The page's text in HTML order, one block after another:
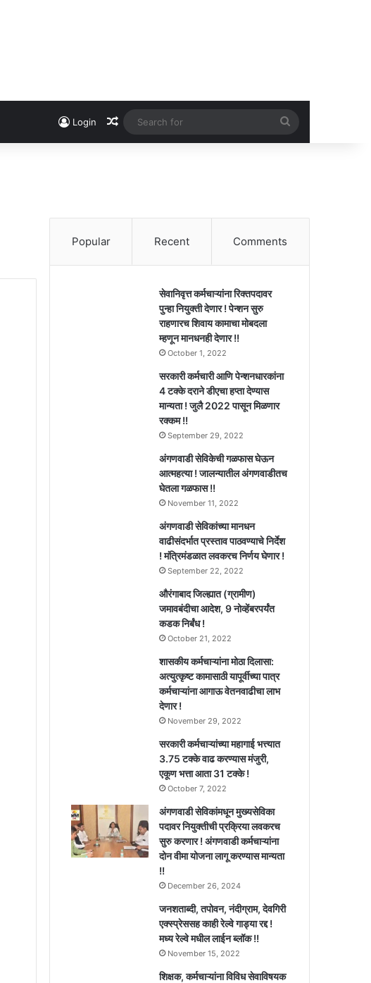
Login Random Article
for
Popular Recent Comments
सेवानिवृत्त कर्मचाऱ्यांना रिक्तपदावर
पुन्हा नियुक्ती देणार ! पेन्शन सुरु
राहणारच शिवाय कामाचा मोबदला
म्हणून मानधनही देणार !!
October 1, 2022
सरकारी कर्मचारी आणि पेन्शनधारकांना
4 टक्के दराने डीएचा हप्ता देण्यास
मान्यता ! जुलै 2022 पासून मिळणार
रक्कम !!
September 29, 2022
अंगणवाडी सेविकेची गळफास घेऊन
आत्महत्या ! जालन्यातील अंगणवाडीतच
घेतला गळफास !!
November 11, 2022
अंगणवाडी सेविकांच्या मानधन
वाढीसंदर्भात प्रस्ताव पाठवण्याचे निर्देश
! मंत्रिमंडळात लवकरच निर्णय घेणार !
September 22, 2022
औरंगाबाद जिल्ह्यात (ग्रामीण)
जमावबंदीचा आदेश, 9 नोव्हेंबरपर्यंत
कडक निर्बंध !
October 21, 2022
शासकीय कर्मचाऱ्यांना मोठा दिलासा:
अत्युत्कृष्ट कामासाठी यापूर्वीच्या पात्र
कर्मचाऱ्यांना आगाऊ वेतनवाढीचा लाभ
देणार !
November 29, 2022
सरकारी कर्मचाऱ्यांच्या महागाई भत्त्यात
3.75 टक्के वाढ करण्यास मंजुरी,
एकूण भत्ता आता 31 टक्के !
October 7, 2022
अंगणवाडी सेविकांमधून मुख्यसेविका
पदावर नियुक्तीची प्रक्रिया लवकरच
सुरु करणार ! अंगणवाडी कर्मचाऱ्यांना
दोन वीमा योजना लागू करण्यास मान्यता
!!
December 26, 2024
जनशताब्दी, तपोवन, नंदीग्राम, देवगिरी
एक्स्प्रेससह काही रेल्वे गाड्या रद्द !
मध्य रेल्वे मधील लाईन ब्लॉक !!
November 15, 2022
शिक्षक, कर्मचाऱ्यांना विविध सेवाविषयक